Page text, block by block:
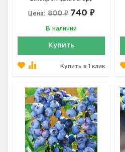
Цена: 800 ₽ 740 ₽
В наличии
Купить
Купить в 1 клик